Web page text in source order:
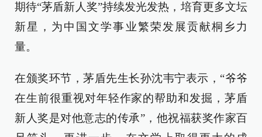
期待“茅盾新人奖”持续发光发热，培育更多文坛
新星，为中国文学事业繁荣发展贡献桐乡力
量。
在颁奖环节，茅盾先生长孙沈韦宁表示，“爷爷
在生前很重视对年轻作家的帮助和发掘，茅盾
新人奖是对他意志的传承”，他祝福获奖作家百